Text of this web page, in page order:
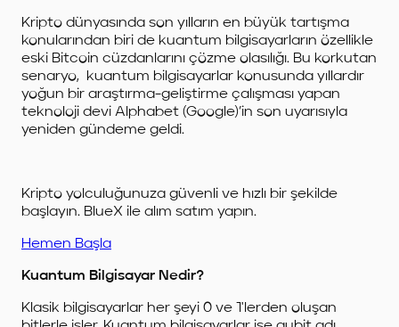
Kripto dünyasında son yılların en büyük tartışma
konularından biri de kuantum bilgisayarların özellikle
eski Bitcoin cüzdanlarını çözme olasılığı. Bu korkutan
senaryo, kuantum bilgisayarlar konusunda yıllardır
yoğun bir araştırma-geliştirme çalışması yapan
teknoloji devi Alphabet (Google)’in son uyarısıyla
yeniden gündeme geldi.
Kripto yolculuğunuza güvenli ve hızlı bir şekilde
başlayın. BlueX ile alım satım yapın.
Hemen Başla
Kuantum Bilgisayar Nedir?
Klasik bilgisayarlar her şeyi 0 ve 1'lerden oluşan